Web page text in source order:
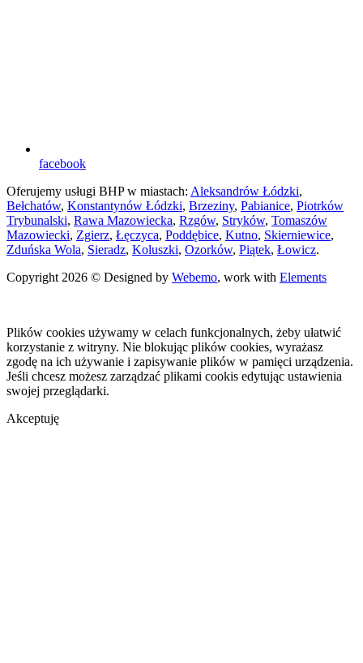
facebook
Oferujemy usługi BHP w miastach: Aleksandrów Łódzki,
Bełchatów, Konstantynów Łódzki, Brzeziny, Pabianice, Piotrków
Trybunalski, Rawa Mazowiecka, Rzgów, Stryków, Tomaszów
Mazowiecki, Zgierz, Łęczyca, Poddębice, Kutno, Skierniewice,
Zduńska Wola, Sieradz, Koluszki, Ozorków, Piątek, Łowicz.
Copyright 2026 © Designed by Webemo, work with Elements
Plików cookies używamy w celach funkcjonalnych, żeby ułatwić
korzystanie z witryny. Nie blokując plików cookies, wyrażasz
zgodę na ich używanie i zapisywanie plików w pamięci urządzenia.
Jeśli chcesz możesz zarządzać plikami cookis edytując ustawienia
swojej przeglądarki.
Akceptuję